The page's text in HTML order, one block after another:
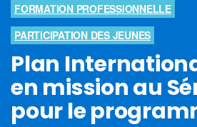
FORMATION PROFESSIONNELLE
PARTICIPATION DES JEUNES
Plan
en mission au
pour le